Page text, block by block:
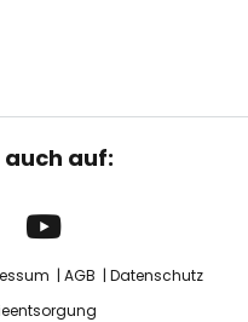
auch auf:
AGB
Datenschutz